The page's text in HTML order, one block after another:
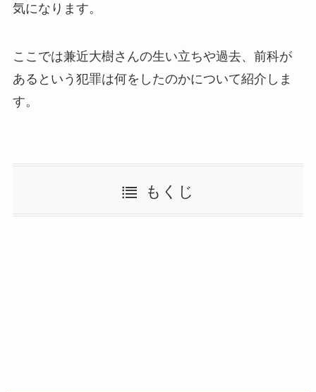
気になります。
ここでは兼近大樹さんの生い立ちや過去、前科が
あるという犯罪は何をしたのかについて紹介しま
す。
もくじ